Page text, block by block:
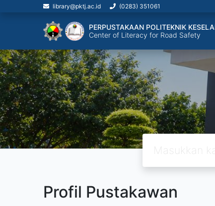
library@pktj.ac.id (0283) 351061
PERPUSTAKAAN POLITEKNIK
Center of Literacy for Road Safety
Profil Pustakawan